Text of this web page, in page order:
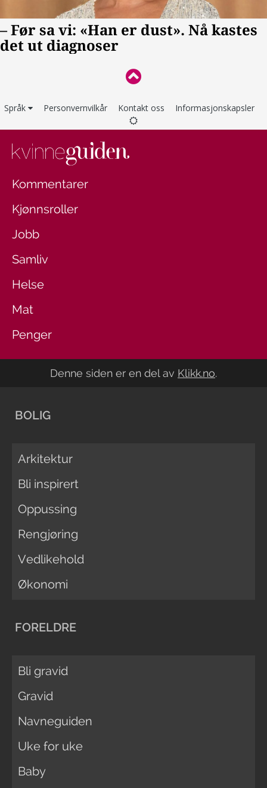
Språk Personvernvilkår Kontakt oss Informasjonskapsler
Kommentarer
Kjønnsroller
Jobb
Samliv
Helse
Mat
Penger
Denne siden er en del av Klikk.no.
BOLIG
Arkitektur
Bli inspirert
Oppussing
Rengjøring
Vedlikehold
Økonomi
FORELDRE
Bli gravid
Gravid
Navneguiden
Uke for uke
Baby